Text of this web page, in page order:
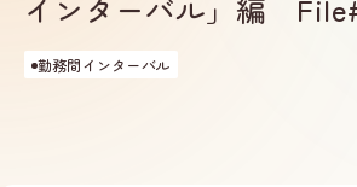
インターバル」編
勤務間インターバル